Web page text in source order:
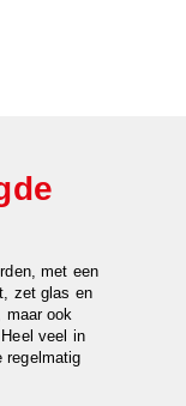
met een
zet glas en
maar ook
veel in
regelmatig